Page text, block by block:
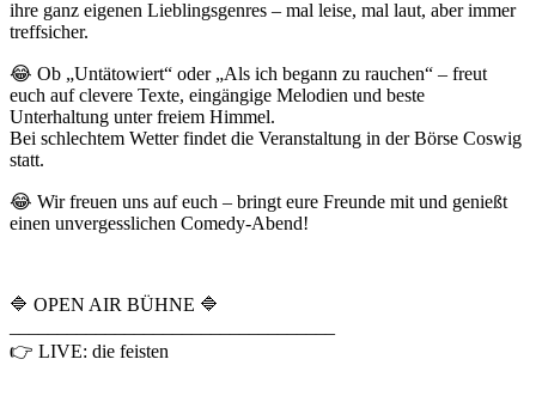
ihre ganz eigenen Lieblingsgenres – mal leise, mal laut, aber immer
treffsicher.
😂 Ob „Untätowiert“ oder „Als ich begann zu rauchen“ – freut
euch auf clevere Texte, eingängige Melodien und beste
Unterhaltung unter freiem Himmel.
Bei schlechtem Wetter findet die Veranstaltung in der Börse Coswig
statt.
😂 Wir freuen uns auf euch – bringt eure Freunde mit und genießt
einen unvergesslichen Comedy-Abend!
🔷 OPEN AIR BÜHNE 🔷
👉 LIVE: die feisten